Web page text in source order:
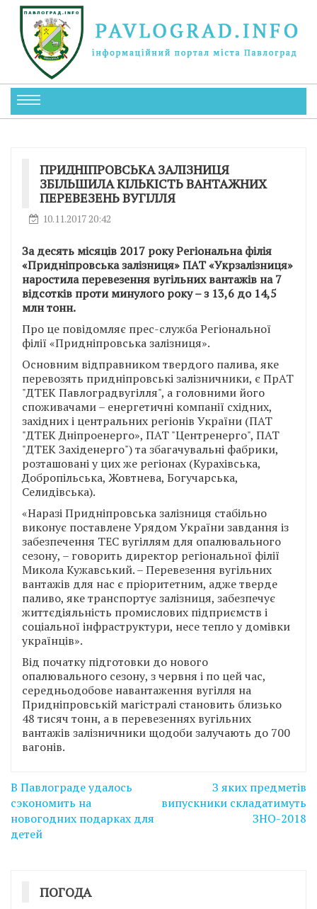
ПРИДНІПРОВСЬКА ЗАЛІЗНИЦЯ
ЗБІЛЬШИЛА КІЛЬКІСТЬ ВАНТАЖНИХ
ПЕРЕВЕЗЕНЬ ВУГІЛЛЯ
10.11.2017 20:42
За десять місяців 2017 року Регіональна філія
«Придніпровська залізниця» ПАТ «Укрзалізниця»
наростила перевезення вугільних вантажів на 7
відсотків проти минулого року – з 13,6 до 14,5
млн тонн.
Про це повідомляє прес-служба Регіональної
філії «Придніпровська залізниця».
Основним відправником твердого палива, яке
перевозять придніпровські залізничники, є ПрАТ
"ДТЕК Павлоградвугілля", а головними його
споживачами – енергетичні компанії східних,
західних і центральних регіонів України (ПАТ
"ДТЕК Дніпроенерго», ПАТ "Центренерго", ПАТ
"ДТЕК Західенерго") та збагачувальні фабрики,
розташовані у цих же регіонах (Курахівська,
Добропільська, Жовтнева, Богучарська,
Селидівська).
«Наразі Придніпровська залізниця стабільно
виконує поставлене Урядом України завдання із
забезпечення ТЕС вугіллям для опалювального
сезону, – говорить директор регіональної філії
Микола Кужавський. – Перевезення вугільних
вантажів для нас є пріоритетним, адже тверде
паливо, яке транспортує залізниця, забезпечує
життєдіяльність промислових підприємств і
соціальної інфраструктури, несе тепло у домівки
українців».
Від початку підготовки до нового
опалювального сезону, з червня і по цей час,
середньодобове навантаження вугілля на
Придніпровській магістралі становить близько
48 тисяч тонн, а в перевезеннях вугільних
вантажів залізничники щодоби залучають до 700
вагонів.
Навігація
записів
В Павлограде удалось
сэкономить на
новогодних подарках для
детей
З яких предметів
випускники складатимуть
ЗНО-2018
ПОГОДА